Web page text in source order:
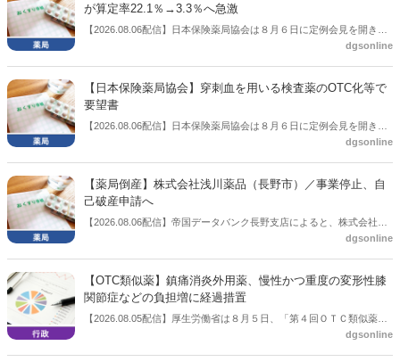
が算定率22.1％→3.3％へ急激
【2026.08.06配信】日本保険薬局協会は８月６日に定例会見を開き、
「令和８年度調剤報酬改定に係る保険薬局への影響」の調査結果を公
3.3％へ大きく低下した。
dgsonline
【日本保険薬局協会】穿刺血を用いる検査薬のOTC化等で
要望書
【2026.08.06配信】日本保険薬局協会は８月６日に定例会見を開き、
「穿刺血を用いる検査薬のOTC化等に関する要望書」を厚生労働省 医
dgsonline
【薬局倒産】株式会社浅川薬品（長野市）／事業停止、自
己破産申請へ
【2026.08.06配信】帝国データバンク長野支店によると、株式会社浅
川薬品（長野市）は7月31日に事業を停止し、自己破産申請の準備に
dgsonline
【OTC類似薬】鎮痛消炎外用薬、慢性かつ重度の変形性膝
関節症などの負担増に経過措置
【2026.08.05配信】厚生労働省は８月５日、「第４回ＯＴＣ類似薬の
保険給付の見直しの実施に向けた技術的検討会」を開催。「中間とり
dgsonline